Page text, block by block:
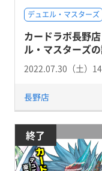
デュエル・マスターズ
カードラボ長野
ル・マスターズ
2022.07.30（土）
長野店
終了